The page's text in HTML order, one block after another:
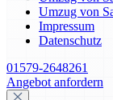
Umzug von
Impressum
Datenschutz
01579-2648261
Angebot anfordern